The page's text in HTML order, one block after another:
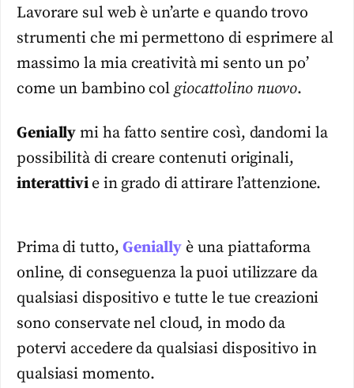
Lavorare sul web è un’arte e quando trovo
strumenti che mi permettono di esprimere al
massimo la mia creatività mi sento un po’
come un bambino col giocattolino nuovo.
Genially mi ha fatto sentire così, dandomi la
possibilità di creare contenuti originali,
interattivi e in grado di attirare l’attenzione.
Prima di tutto,Geniallyè una piattaforma
online, di conseguenza la puoi utilizzare da
qualsiasi dispositivo e tutte le tue creazioni
sono conservate nel cloud, in modo da
potervi accedere da qualsiasi dispositivo in
qualsiasi momento.